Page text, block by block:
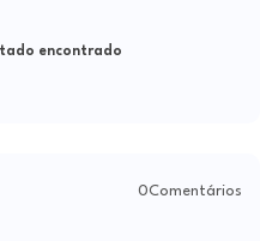
encontrado
0Comentários